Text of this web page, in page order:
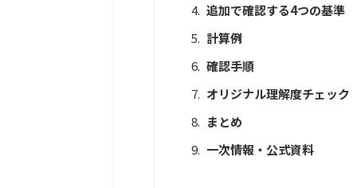
追加で確認する4つの基準
計算例
確認手順
オリジナル理解度チェック
まとめ
一次情報・公式資料